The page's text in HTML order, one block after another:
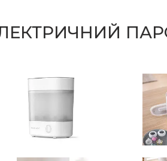
ЕЛЕКТРИЧНИЙ